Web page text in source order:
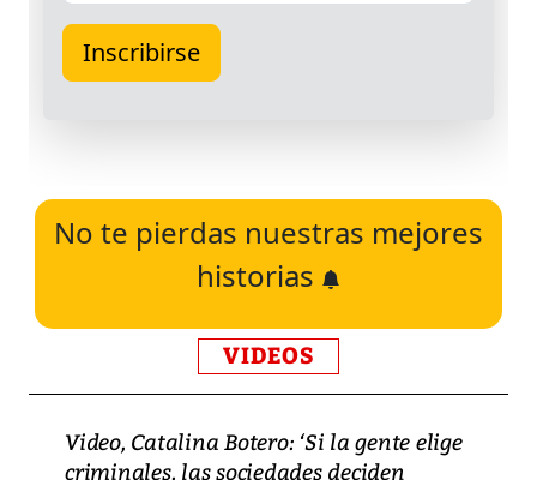
No te pierdas nuestras mejores
historias
VIDEOS
Video, Catalina Botero: ‘Si la gente elige
criminales, las sociedades deciden